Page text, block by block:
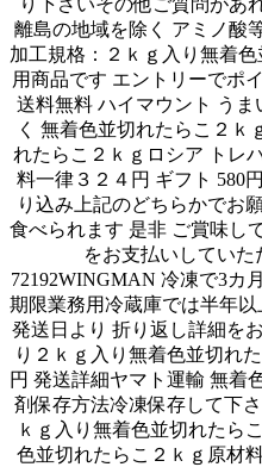
り下さいその他ご質問があ
離島の地域を除く アミノ酸
加工規格：２ｋｇ入り無着
用商品です エントリーでポ
送料無料 ハイマウント うま
く 無着色並切れたらこ２ｋ
れたらこ２ｋｇロシア トレ
料一律３２４円 ギフト 580
り込み上記のどちらかでお
食べられます 是非 ご賞味し
をお支払いしてい
72192WINGMAN 冷凍で3カ
期限業務用冷蔵庫では半年
発送日より 折り返し詳細を
り２ｋｇ入り無着色並切れ
円 発送詳細ヤマト運輸 無着
剤保存方法冷凍保存して下
ｋｇ入り無着色並切れたら
色並切れたらこ２ｋｇ原材